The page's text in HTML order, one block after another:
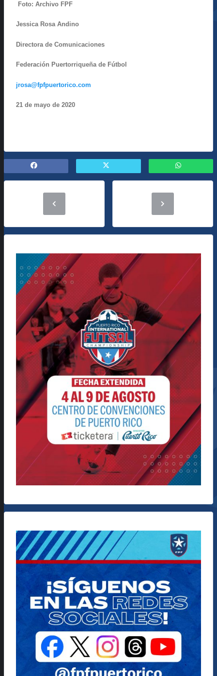
Foto: Archivo FPF
Jessica Rosa Andino
Directora de Comunicaciones
Federación Puertorriqueña de Fútbol
jrosa@fpfpuertorico.com
21 de mayo de 2020